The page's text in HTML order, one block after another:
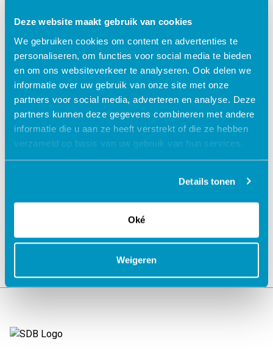
Deze website maakt gebruik van cookies
We gebruiken cookies om content en advertenties te
personaliseren, om functies voor social media te bieden
en om ons websiteverkeer te analyseren. Ook delen we
informatie over uw gebruik van onze site met onze
partners voor social media, adverteren en analyse. Deze
partners kunnen deze gegevens combineren met andere
informatie die u aan ze heeft verstrekt of die ze hebben
verzameld op basis van uw gebruik van hun services.
Details tonen
Oké
Weigeren
Jouw data veilig in de cloud